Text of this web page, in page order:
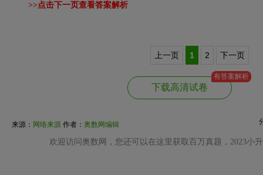
>>点击下一页查看答案解析
上一页 1 2 下一页
下载高清试卷
有答案解析
来源： 网络来源 作者： 奥数网编辑
欢迎访问奥数网，您还可以在这里获取百万真题，2023小